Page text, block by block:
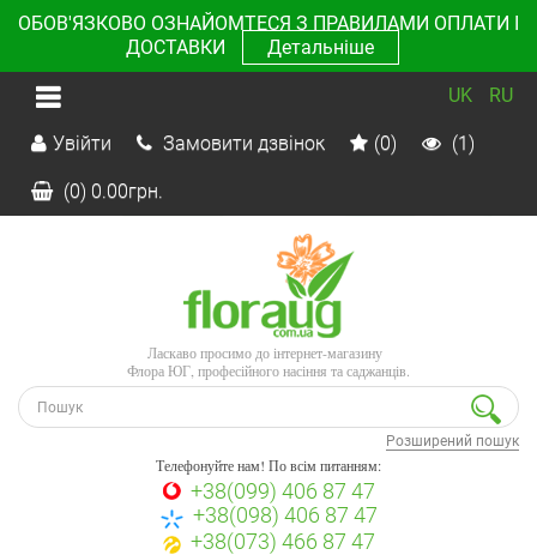
ОБОВ'ЯЗКОВО ОЗНАЙОМТЕСЯ З ПРАВИЛАМИ ОПЛАТИ І
ДОСТАВКИ
Детальніше
UK RU
Увійти Замовити дзвінок (0) (1)
(0) 0.00грн.
Ласкаво просимо до інтернет-магазину
Флора ЮГ, професійного насіння та саджанців.
Розширений пошук
Телефонуйте нам! По всім питанням:
+38(099) 406 87 47
+38(098) 406 87 47
+38(073) 466 87 47